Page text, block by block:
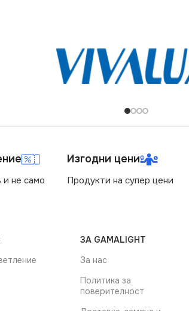
и не само
Изгодни цени
Продукти на супер цени
ЗА GAMALIGHT
За нас
Политика за
поверителност